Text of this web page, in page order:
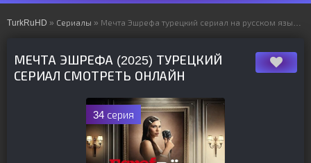
TurkRuHD » Сериалы » Мечта Эшрефа турецкий сериал на русском языке все серии смотреть онлайн бесплатно подряд
МЕЧТА ЭШРЕФА (2025) ТУРЕЦКИЙ
СЕРИАЛ СМОТРЕТЬ ОНЛАЙН
34 серия